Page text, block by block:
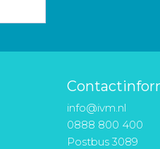
info@ivm.nl
0888 800 400
Postbus 3089